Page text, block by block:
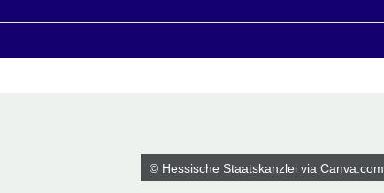
© Hessische Staatskanzlei via Canva.com